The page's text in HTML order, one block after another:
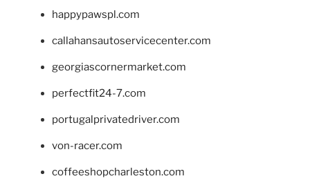
happypawspl.com
callahansautoservicecenter.com
georgiascornermarket.com
perfectfit24-7.com
portugalprivatedriver.com
von-racer.com
coffeeshopcharleston.com